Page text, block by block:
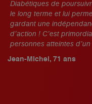
de type 2. J’ai eu la
mon médecin et bien
aussi beaucoup sur les
Fédération Française
recettes, qui m’ont
en prélèvement